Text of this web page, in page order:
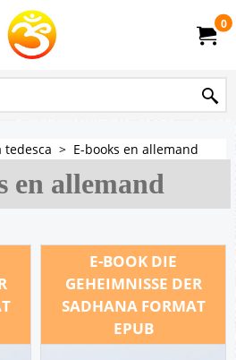
0
tedesca > E-books en allemand
en allemand
E-BOOK DIE
GEHEIMNISSE DER
SADHANA FORMAT
EPUB